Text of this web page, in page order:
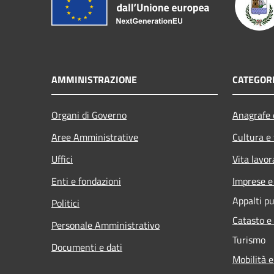
AMMINISTRAZIONE
Organi di Governo
Aree Amministrative
Uffici
Enti e fondazioni
Politici
Personale Amministrativo
Documenti e dati
Cultura
Vita
Imprese
Appalti
Catasto
Turismo
Mobilità